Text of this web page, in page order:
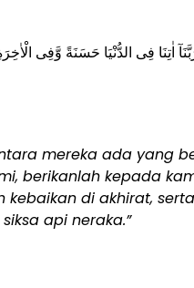
اٰتِنَا فِى الدُّنْيَا حَسَنَةً وَّفِى
mereka ada yang
berikanlah kepada
kebaikan di akhirat,
api neraka.”